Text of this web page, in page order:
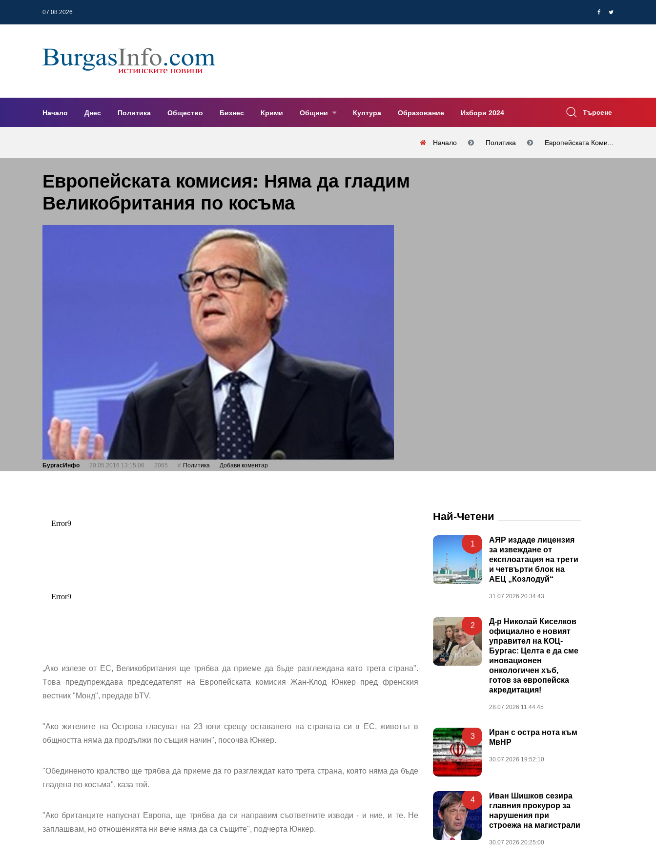
07.08.2026
Начало Днес Политика Общество Бизнес Крими Общини Култура Образование Избори 2024 Търсене
Начало Политика Европейската Коми...
Европейската комисия: Няма да гладим
Великобритания по косъма
БургасИнфо 20.05.2016 13:15:06 2065 Политика Добави коментар
„Ако излезе от ЕС, Великобритания ще трябва да приеме да бъде разглеждана като трета страна".
Tова предупреждава председателят на Европейската комисия Жан-Клод Юнкер пред френския
вестник "Монд", предаде bTV.
"Ако жителите на Острова гласуват на 23 юни срещу оставането на страната си в ЕС, животът в
общността няма да продължи по същия начин", посочва Юнкер.
"Обединеното кралство ще трябва да приеме да го разглеждат като трета страна, която няма да бъде
гладена по косъма", каза той.
"Ако британците напуснат Европа, ще трябва да си направим съответните изводи - и ние, и те. Не
заплашвам, но отношенията ни вече няма да са същите", подчерта Юнкер.
Най-Четени
1
АЯР издаде лицензия
за извеждане от
експлоатация на трети
и четвърти блок на
АЕЦ „Козлодуй“
31.07.2026 20:34:43
2
Д-р Николай Киселков
официално е новият
управител на КОЦ-
Бургас: Целта е да сме
иновационен
онкологичен хъб,
готов за европейска
акредитация!
28.07.2026 11:44:45
3
Иран с остра нота към
МвНР
30.07.2026 19:52:10
4
Иван Шишков сезира
главния прокурор за
нарушения при
строежа на магистрали
30.07.2026 20:25:00